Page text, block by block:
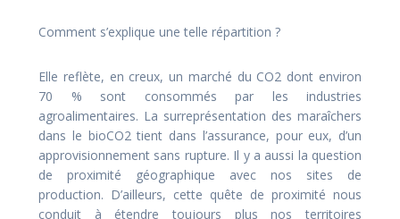
Comment s’explique une telle répartition ?
Elle reflète, en creux, un marché du CO2 dont environ
70 % sont consommés par les industries
agroalimentaires. La surreprésentation des maraîchers
dans le bioCO2 tient dans l’assurance, pour eux, d’un
approvisionnement sans rupture. Il y a aussi la question
de proximité géographique avec nos sites de
production. D’ailleurs, cette quête de proximité nous
conduit à étendre toujours plus nos territoires